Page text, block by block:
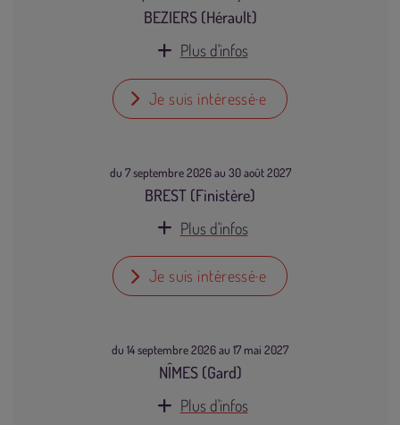
BEZIERS (Hérault)
Plus d'infos
Je suis intéressé·e
du 7 septembre 2026 au 30 août 2027
BREST (Finistère)
Plus d'infos
Je suis intéressé·e
du 14 septembre 2026 au 17 mai 2027
NÎMES (Gard)
Plus d'infos